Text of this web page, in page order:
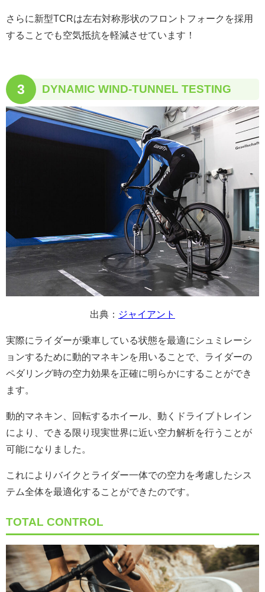
さらに新型TCRは左右対称形状のフロントフォークを採用
することでも空気抵抗を軽減させています！
3 DYNAMIC WIND-TUNNEL TESTING
出典： ジャイアント
実際にライダーが乗車している状態を最適にシュミレーシ
ョンするために動的マネキンを用いることで、ライダーの
ペダリング時の空力効果を正確に明らかにすることができ
ます。
動的マネキン、回転するホイール、動くドライブトレイン
により、できる限り現実世界に近い空力解析を行うことが
可能になりました。
これによりバイクとライダー一体での空力を考慮したシス
テム全体を最適化することができたのです。
TOTAL CONTROL